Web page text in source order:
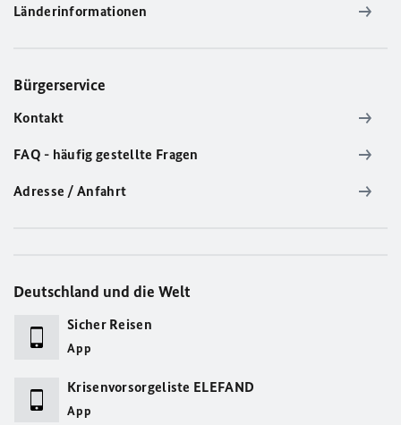
Länderinformationen
Bürgerservice
Kontakt
FAQ - häufig gestellte Fragen
Adresse / Anfahrt
Deutschland und die Welt
Sicher Reisen
App
Krisenvorsorgeliste ELEFAND
App